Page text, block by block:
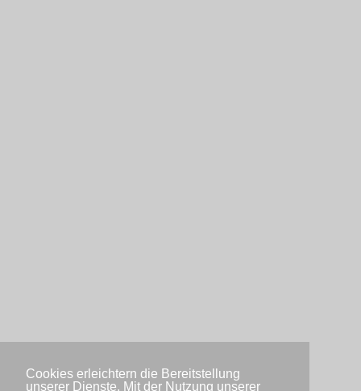
Cookies erleichtern die Bereitstellung
unserer Dienste. Mit der Nutzung unserer